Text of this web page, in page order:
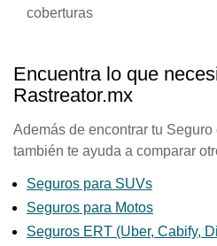
coberturas
Encuentra lo que
Rastreator.mx
Además de encontrar tu Seguro
también te ayuda a comparar
Seguros para SUVs
Seguros para Motos
Seguros ERT (Uber, Cabify,